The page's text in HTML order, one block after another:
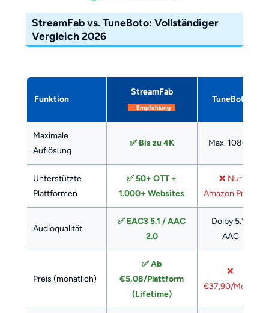
StreamFab vs. TuneBoto: Vollständiger
Vergleich 2026
Funktion
StreamFab
Empfehlung
TuneBoto
Maximale
Auflösung
✅ Bis zu 4K Max. 1080p
Unterstützte
Plattformen
✅ 50+ OTT +
1.000+ Websites
❌ Nur
Amazon Prime
Audioqualität
✅ EAC3 5.1 / AAC
2.0
Dolby 5.1 /
AAC
Preis (monatlich)
✅ Ab
€5,08/Plattform
(Lifetime)
❌
€37,90/Monat